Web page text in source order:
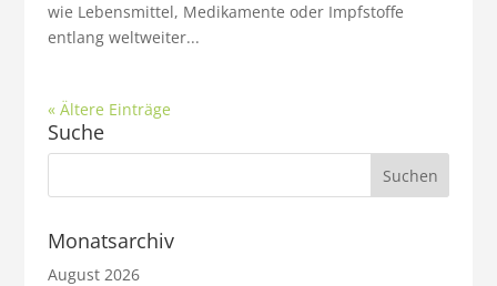
wie Lebensmittel, Medikamente oder Impfstoffe
entlang weltweiter...
« Ältere Einträge
Suche
Monatsarchiv
August 2026